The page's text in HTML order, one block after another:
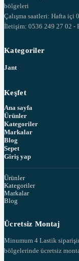
bölgeleri
Çalışma saatleri: Hafta içi
İletişim: 0536 249 27 02 -
Kategoriler
Jant
Keşfet
Ana sayfa
Ürünler
Kategoriler
Markalar
Blog
Sepet
Giriş yap
Ürünler
Kategoriler
Markalar
Blog
Ücretsiz Montaj
Minumum 4 Lastik
bölgelerinde ücretsiz